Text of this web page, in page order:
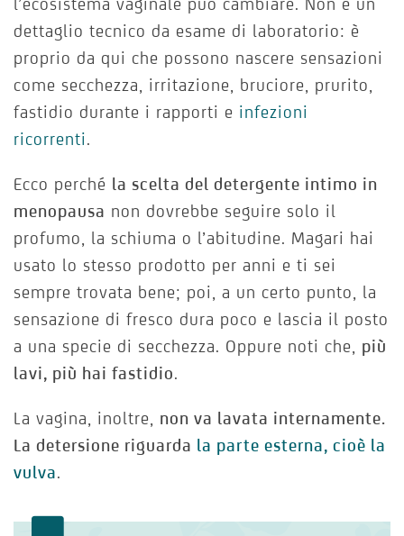
l’ecosistema vaginale può cambiare. Non è un
dettaglio tecnico da esame di laboratorio: è
proprio da qui che possono nascere sensazioni
come secchezza, irritazione, bruciore, prurito,
fastidio durante i rapporti e infezioni
ricorrenti.
Ecco perché la scelta del detergente intimo in
menopausa non dovrebbe seguire solo il
profumo, la schiuma o l’abitudine. Magari hai
usato lo stesso prodotto per anni e ti sei
sempre trovata bene; poi, a un certo punto, la
sensazione di fresco dura poco e lascia il posto
a una specie di secchezza. Oppure noti che, più
lavi, più hai fastidio.
La vagina, inoltre, non va lavata internamente.
La detersione riguarda la parte esterna, cioè la
vulva.